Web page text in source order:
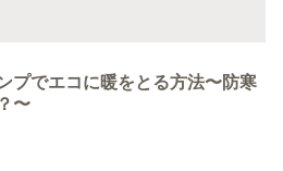
プでエコに暖をとる方法〜防寒
〜